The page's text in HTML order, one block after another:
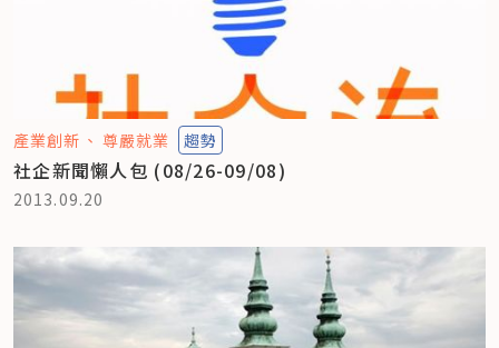
產業創新 尊嚴就業 趨勢
社企新聞懶人包 (08/26-09/08)
2013.09.20